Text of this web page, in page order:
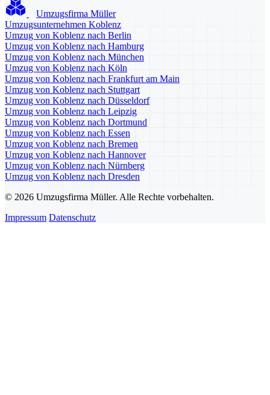
Umzugsfirma Müller
Umzugsunternehmen Koblenz
Umzug von Koblenz nach Berlin
Umzug von Koblenz nach Hamburg
Umzug von Koblenz nach München
Umzug von Koblenz nach Köln
Umzug von Koblenz nach Frankfurt am Main
Umzug von Koblenz nach Stuttgart
Umzug von Koblenz nach Düsseldorf
Umzug von Koblenz nach Leipzig
Umzug von Koblenz nach Dortmund
Umzug von Koblenz nach Essen
Umzug von Koblenz nach Bremen
Umzug von Koblenz nach Hannover
Umzug von Koblenz nach Nürnberg
Umzug von Koblenz nach Dresden
© 2026 Umzugsfirma Müller. Alle Rechte vorbehalten.
Impressum Datenschutz